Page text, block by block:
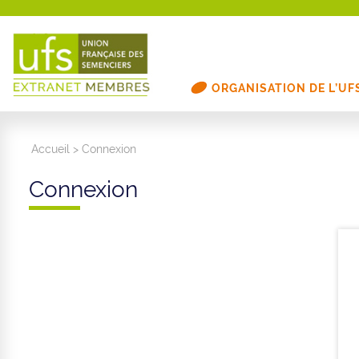
ORGANISATION DE
Accueil >Connexion
Connexion